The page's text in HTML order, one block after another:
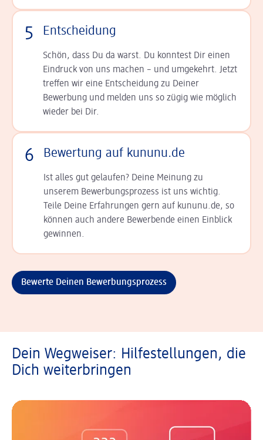
5 Entscheidung
Schön, dass Du da warst. Du konntest Dir einen
Ein­druck von uns machen – und umgekehrt. Jetzt
tref­fen wir eine Entscheidung zu Deiner
Bewerbung und melden uns so zügig wie möglich
wieder bei Dir.
6 Bewertung auf kununu.de
Ist alles gut gelaufen? Deine Meinung zu
unserem Bewerbungsprozess ist uns wichtig.
Teile Deine Erfahrungen gern auf kununu.de, so
können auch andere Bewerbende einen Einblick
gewinnen.
Bewerte Deinen Bewerbungsprozess
Dein Wegweiser: Hilfestellungen, die
Dich weiterbringen